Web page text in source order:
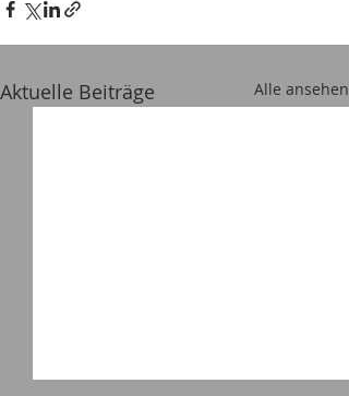
Aktuelle Beiträge Alle ansehen